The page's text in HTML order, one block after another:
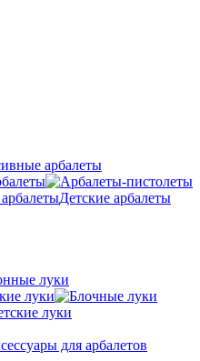
арбалеты
Детские арбалеты
луки
луки
луки